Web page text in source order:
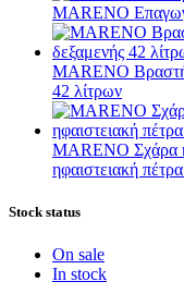
MARENO
MARENO
42 λίτρων
MARENO Σχάρα
ηφαιστειακή
Stock status
On sale
In stock